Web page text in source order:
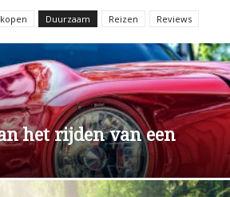
Duurzaam Reizen Reviews
het rijden van een